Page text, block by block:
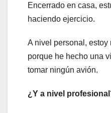
Encerrado en casa,
haciendo ejercicio.
A nivel personal, estoy
porque he hecho una
tomar ningún avión.
¿Y a nivel